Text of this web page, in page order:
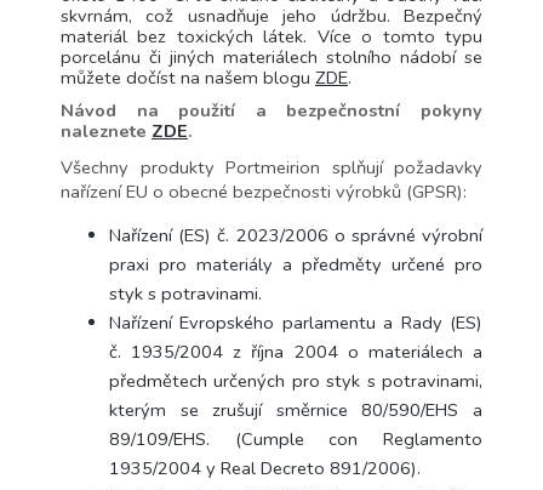
skvrnám, což usnadňuje jeho údržbu. Bezpečný
materiál bez toxických látek. Více o tomto typu
porcelánu či jiných materiálech stolního nádobí se
můžete dočíst na našem blogu ZDE.
Návod na použití a bezpečnostní pokyny
naleznete ZDE.
Všechny produkty Portmeirion splňují požadavky
nařízení EU o obecné bezpečnosti výrobků (GPSR):
Nařízení (ES) č. 2023/2006 o správné výrobní
praxi pro materiály a předměty určené pro
styk s potravinami.
Nařízení Evropského parlamentu a Rady (ES)
č. 1935/2004 z října 2004 o materiálech a
předmětech určených pro styk s potravinami,
kterým se zrušují směrnice 80/590/EHS a
89/109/EHS.
(Cumple con Reglamento
1935/2004 y Real Decreto 891/2006).